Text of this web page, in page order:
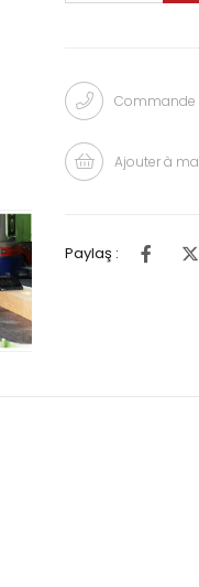
Commande
Ajouter à
Paylaş :